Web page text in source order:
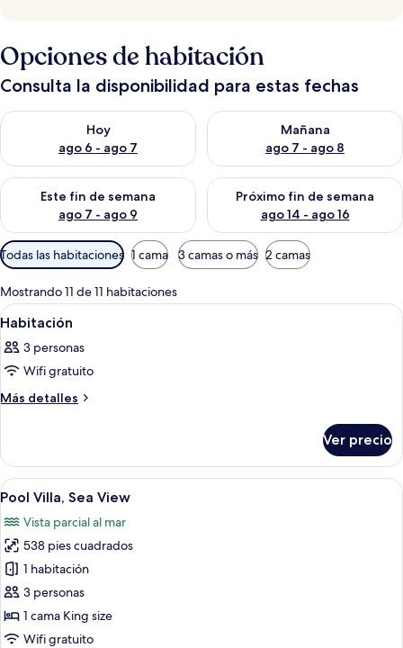
Opciones de habitación
Consulta la disponibilidad para estas fechas
Hoy
ago 6 - ago 7
Consulta la disponibilidad para hoy ago 6 - ago 7
Mañana
ago 7 - ago 8
Consulta la disponibilidad
Este fin de semana
ago 7 - ago 9
Consulta la disponibilidad para este fin de semana ago 7 -
Próximo fin de semana
ago 14 - ago 16
Consulta la disponibilidad
Filtros
disponibles
para
las
habitaciones
Todas las habitaciones 1 cama 3 camas o más 2 camas
Mostrando 11 de 11 habitaciones
Abrir
todas
las
fotos
de
Una habitación con cama, televisión,
8
Habitación
3 personas
Wifi gratuito
Más detalles
Más
Ver precio
Abrir
todas
las
fotos
de
Pool
Villa,
Sea
Habitación de hotel con cama,
8
Pool Villa, Sea View
Vista parcial al mar
538 pies cuadrados
1 habitación
3 personas
1 cama King size
Wifi gratuito